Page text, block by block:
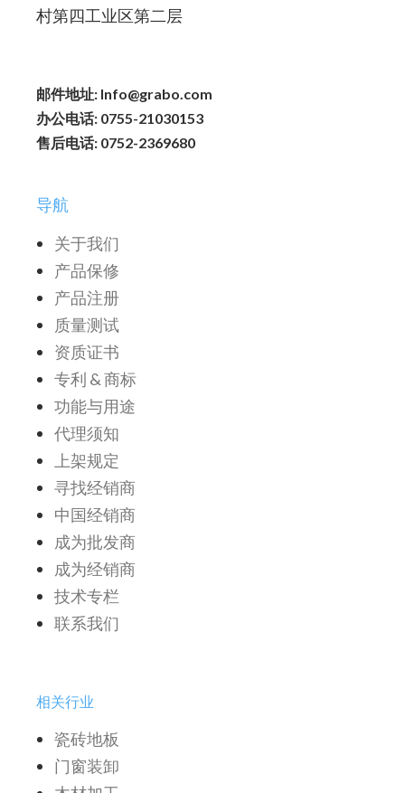
村第四工业区第二层
邮件地址: Info@grabo.com
办公电话: 0755-21030153
售后电话: 0752-2369680
导航
关于我们
产品保修
产品注册
质量测试
资质证书
专利 & 商标
功能与用途
代理须知
上架规定
寻找经销商
中国经销商
成为批发商
成为经销商
技术专栏
联系我们
相关行业
瓷砖地板
门窗装卸